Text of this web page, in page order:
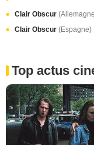
Clair Obscur
Clair Obscur (Espagne)
Top actus